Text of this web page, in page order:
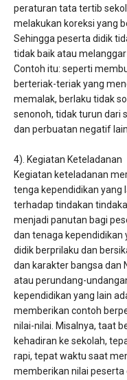
peraturan tata tertib
melakukan koreksi yang
Sehingga peserta didik
tidak baik atau
Contoh itu: seperti
berteriak-teriak yang
memalak, berlaku tidak
senonoh, tidak turun dari
dan perbuatan negatif
4). Kegiatan Keteladanan
Kegiatan keteladanan
tenga kependidikan yang
terhadap tindakan
menjadi panutan bagi
dan tenaga kependidikan
didik berprilaku dan
dan karakter bangsa dan
atau perundang-
kependidikan yang lain
memberikan contoh
nilai-nilai. Misalnya, taat
kehadiran ke sekolah,
rapi, tepat waktu saat
memberikan nilai